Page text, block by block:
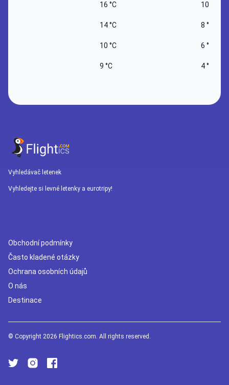
16 °C 10 °C
14 °C 8 °C
10 °C 6 °C
9 °C 4 °C
Vyhledávač letenek
Vyhledejte si levné letenky a eurotripy!
Obchodní podmínky
Často kladené otázky
Ochrana osobních údajů
O nás
Destinace
© Copyright 2026 Flightics.com. All rights reserved.